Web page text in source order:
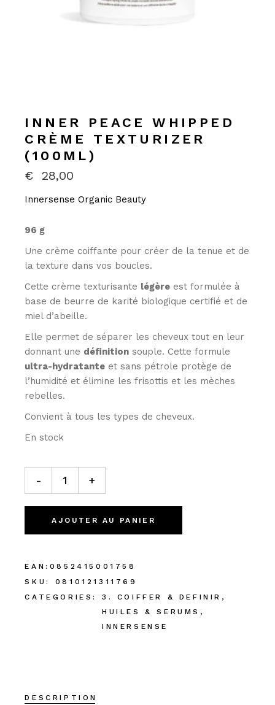
INNER PEACE WHIPPED
CRÈME TEXTURIZER
(100ML)
€ 28,00
Innersense Organic Beauty
96 g
Une crème coiffante pour créer de la tenue et de
la texture dans vos boucles.
Cette crème texturisante légère est formulée à
base de beurre de karité biologique certifié et de
miel d’abeille.
Elle permet de séparer les cheveux tout en leur
donnant une définition souple. Cette formule
ultra-hydratante et sans pétrole protège de
l’humidité et élimine les frisottis et les mèches
rebelles.
Convient à tous les types de cheveux.
En stock
- +
AJOUTER AU PANIER
EAN: 0852415001758
SKU:
0810121311769
CATEGORIES:
3. COIFFER & DEFINIR ,
HUILES & SERUMS ,
INNERSENSE
DESCRIPTION